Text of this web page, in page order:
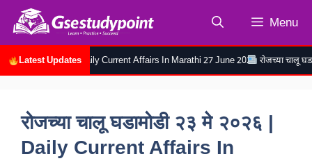
Skip
content
Menu
Latest Updates
| Daily Current Affairs In Marathi 27 June 2026रोजच्या चालू घडामोडी २६ जुन
रोजच्या चालू घडामोडी २३ मे २०२६ |
Daily Current Affairs In